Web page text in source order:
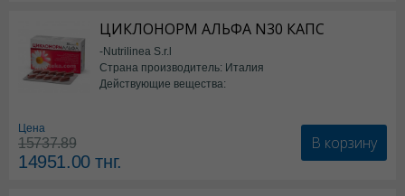
ЦИКЛОНОРМ АЛЬФА N30 КАПС
-Nutrilinea S.r.l
Страна производитель: Италия
Действующие вещества:
Цена
15737.89
14951.00тнг.
В корзину